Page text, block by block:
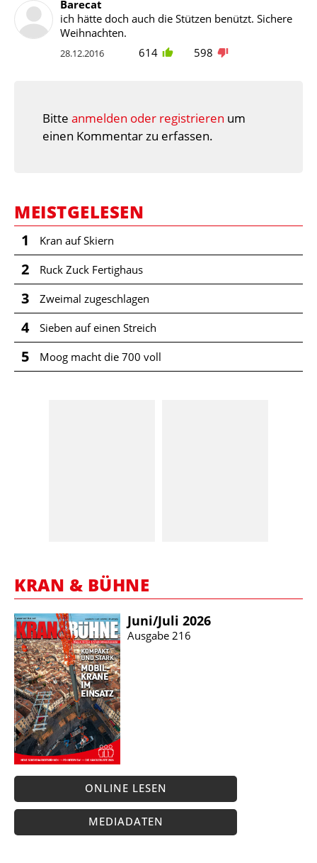
Barecat
ich hätte doch auch die Stützen benützt. Sichere
Weihnachten.
28.12.2016 614 598
Bitte anmelden oder registrieren um
einen Kommentar zu erfassen.
MEISTGELESEN
1 Kran auf Skiern
2 Ruck Zuck Fertighaus
3 Zweimal zugeschlagen
4 Sieben auf einen Streich
5 Moog macht die 700 voll
KRAN & BÜHNE
Juni/​Juli 2026
Ausgabe 216
ONLINE LESEN
MEDIADATEN